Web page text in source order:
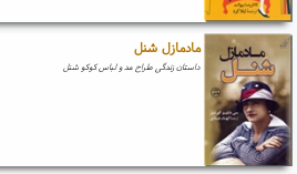
مادمازل شنل
داستان زندگی طراح مد و لباس کوکو شنل